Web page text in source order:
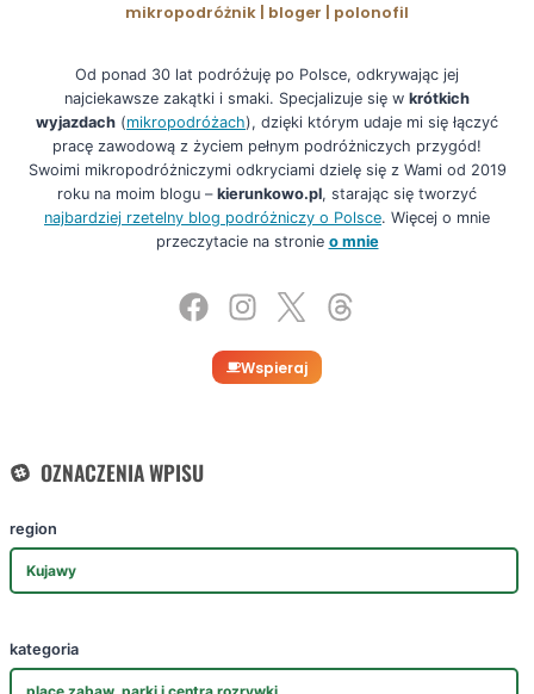
mikropodróżnik | bloger | polonofil
Od ponad 30 lat podróżuję po Polsce, odkrywając jej
najciekawsze zakątki i smaki. Specjalizuje się w krótkich
wyjazdach (mikropodróżach), dzięki którym udaje mi się łączyć
pracę zawodową z życiem pełnym podróżniczych przygód!
Swoimi mikropodróżniczymi odkryciami dzielę się z Wami od 2019
roku na moim blogu – kierunkowo.pl, starając się tworzyć
najbardziej rzetelny blog podróżniczy o Polsce. Więcej o mnie
przeczytacie na stronie o mnie
Wspieraj
OZNACZENIA WPISU
region
Kujawy
kategoria